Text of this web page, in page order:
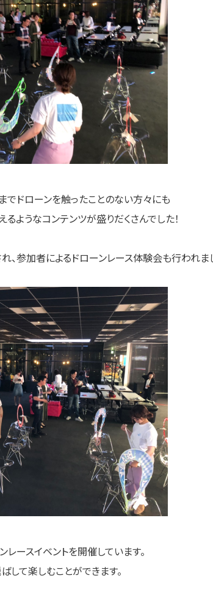
でドローンを触ったことのない方々にも
ようなコンテンツが盛りだくさんでした！
、参加者によるドローンレース体験会も行われま
ースイベントを開催しています。
して楽しむことができます。